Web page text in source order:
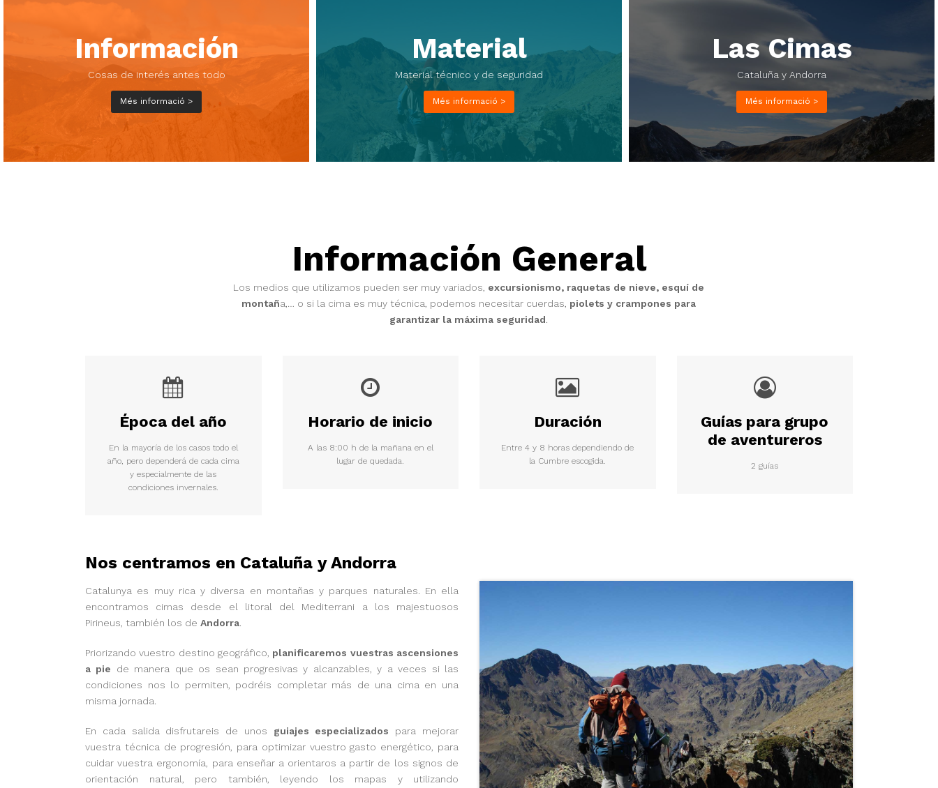
Información
Cosas de interés antes todo
Més informació >
Material
Material técnico y de seguridad
Més informació >
Las Cimas
Cataluña y Andorra
Més informació >
Información General
Los medios que utilizamos pueden ser muy variados, excursionismo, raquetas de nieve, esquí de
montaña,… o si la cima es muy técnica, podemos necesitar cuerdas, piolets y crampones para
garantizar la máxima seguridad
Época del año
En la mayoría de los casos todo el
año, pero dependerá de cada cima
y especialmente de las
condiciones invernales.
Horario de inicio
A las 8:00 h de la mañana en el
lugar de quedada.
Duración
Entre 4 y 8 horas dependiendo de
la Cumbre escogida.
Guías para grupo
de aventureros
2 guías
Nos centramos en Cataluña y Andorra
Catalunya es muy rica y diversa en montañas y parques naturales. En ella
encontramos cimas desde el litoral del Mediterrani a los majestuosos
Pirineus, también los de Andorra
Priorizando vuestro destino geográfico, planificaremos vuestras ascensiones
a pie de manera que os sean progresivas y alcanzables, y a veces si las
condiciones nos lo permiten, podréis completar más de una cima en una
misma jornada.
En cada salida disfrutareis de unos guiajes especializados para mejorar
vuestra técnica de progresión, para optimizar vuestro gasto energético, para
cuidar vuestra ergonomía, para enseñar a orientaros a partir de los signos de
orientación natural, pero también, leyendo los mapas y utilizando